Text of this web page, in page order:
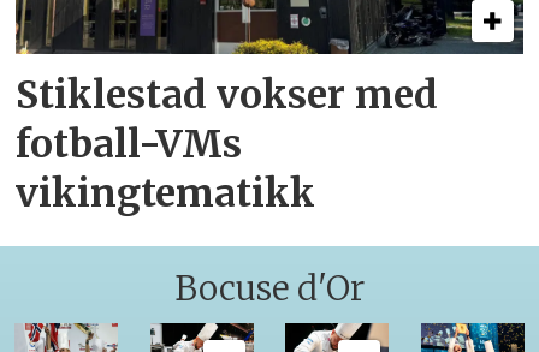
Stiklestad vokser med
fotball-VMs
vikingtematikk
Bocuse d'Or